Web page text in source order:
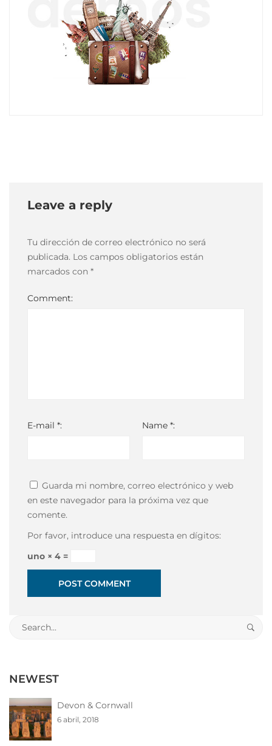
home
Leave a reply
Tu dirección de correo electrónico no será
publicada. Los campos obligatorios están
marcados con *
Comment:
E-mail *: Name *:
Guarda mi nombre, correo electrónico y web
en este navegador para la próxima vez que
comente.
Por favor, introduce una respuesta en dígitos:
uno × 4 =
Search
NEWEST
Devon & Cornwall
6 abril, 2018